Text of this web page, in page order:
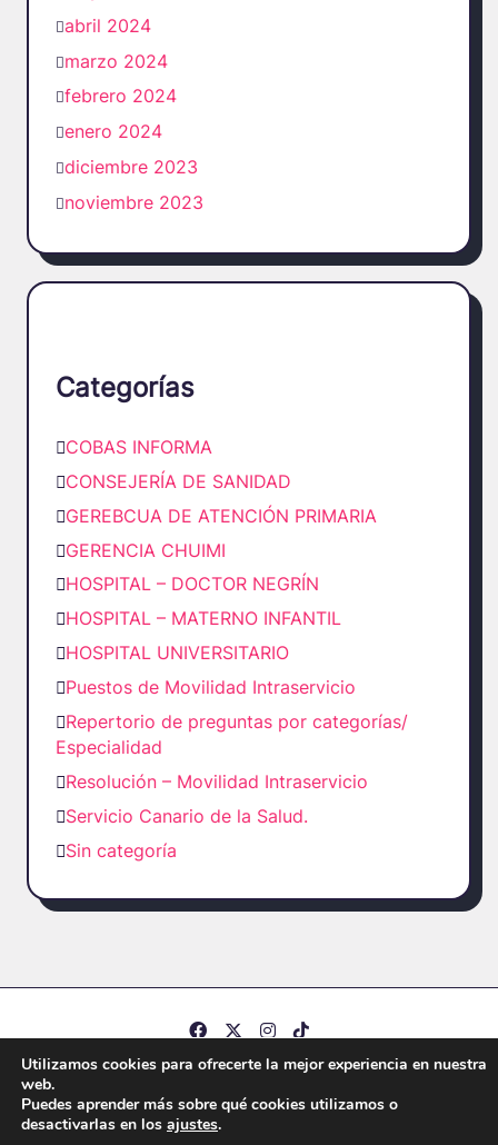
abril 2024
marzo 2024
febrero 2024
enero 2024
diciembre 2023
noviembre 2023
Categorías
COBAS INFORMA
CONSEJERÍA DE SANIDAD
GEREBCUA DE ATENCIÓN PRIMARIA
GERENCIA CHUIMI
HOSPITAL – DOCTOR NEGRÍN
HOSPITAL – MATERNO INFANTIL
HOSPITAL UNIVERSITARIO
Puestos de Movilidad Intraservicio
Repertorio de preguntas por categorías/
Especialidad
Resolución – Movilidad Intraservicio
Servicio Canario de la Salud.
Sin categoría
Copyright © 2026 -
Utilizamos cookies para ofrecerte la mejor experiencia en nuestra
web.
Puedes aprender más sobre qué cookies utilizamos o
desactivarlas en los ajustes.